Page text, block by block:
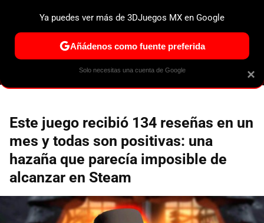
MENÚ NUEVO
PS5 NINTENDO SWITCH 2
Este juego recibió 134 reseñas en un
mes y todas son positivas: una
hazaña que parecía imposible de
alcanzar en Steam
×
Ya puedes ver más de 3DJuegos MX en Google
Añádenos como fuente preferida
Solo necesitas una cuenta de Google